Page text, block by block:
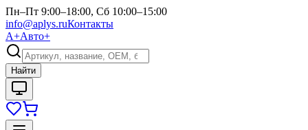
Пн–Пт 9:00–18:00, Сб 10:00–15:00
info@aplys.ruКонтакты
А+Авто+
Найти